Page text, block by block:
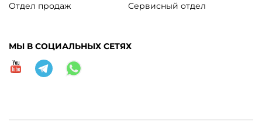
Отдел продаж Сервисный отдел
МЫ В СОЦИАЛЬНЫХ СЕТЯХ